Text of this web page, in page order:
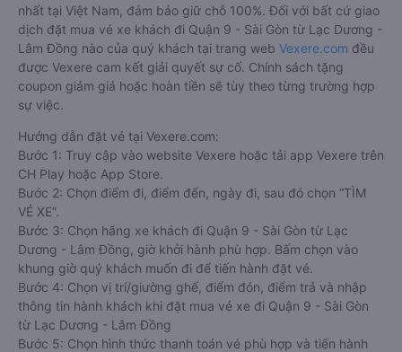
nhất tại Việt Nam, đảm bảo giữ chỗ 100%. Đối với bất cứ giao
dịch đặt mua vé xe khách đi Quận 9 - Sài Gòn từ Lạc Dương -
Lâm Đồng nào của quý khách tại trang web Vexere.com đều
được Vexere cam kết giải quyết sự cố. Chính sách tặng
coupon giảm giá hoặc hoàn tiền sẽ tùy theo từng trường hợp
sự việc.
Hướng dẫn đặt vé tại Vexere.com:
Bước 1: Truy cập vào website Vexere hoặc tải app Vexere trên
CH Play hoặc App Store.
Bước 2: Chọn điểm đi, điểm đến, ngày đi, sau đó chọn “TÌM
VÉ XE”.
Bước 3: Chọn hãng xe khách đi Quận 9 - Sài Gòn từ Lạc
Dương - Lâm Đồng, giờ khởi hành phù hợp. Bấm chọn vào
khung giờ quý khách muốn đi để tiến hành đặt vé.
Bước 4: Chọn vị trí/giường ghế, điểm đón, điểm trả và nhập
thông tin hành khách khi đặt mua vé xe đi Quận 9 - Sài Gòn
từ Lạc Dương - Lâm Đồng
Bước 5: Chọn hình thức thanh toán vé phù hợp và tiến hành